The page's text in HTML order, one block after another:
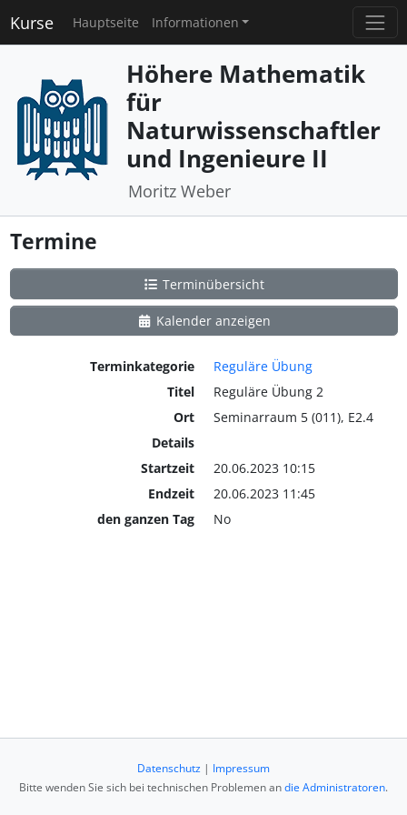
Kurse Hauptseite Informationen
Höhere Mathematik
für
Naturwissenschaftler
und Ingenieure II
Moritz Weber
Termine
Terminübersicht
Kalender anzeigen
Terminkategorie
Reguläre Übung
Titel
Reguläre Übung 2
Ort
Seminarraum 5 (011), E2.4
Details
Startzeit
20.06.2023 10:15
Endzeit
20.06.2023 11:45
den ganzen Tag
No
Datenschutz | Impressum
Bitte wenden Sie sich bei technischen Problemen andie Administratoren.